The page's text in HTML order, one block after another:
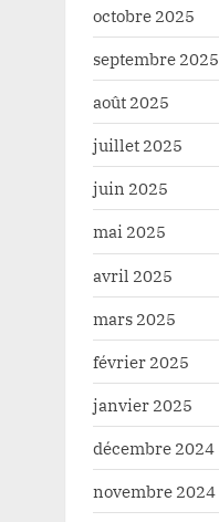
octobre 2025
septembre 2025
août 2025
juillet 2025
juin 2025
mai 2025
avril 2025
mars 2025
février 2025
janvier 2025
décembre 2024
novembre 2024